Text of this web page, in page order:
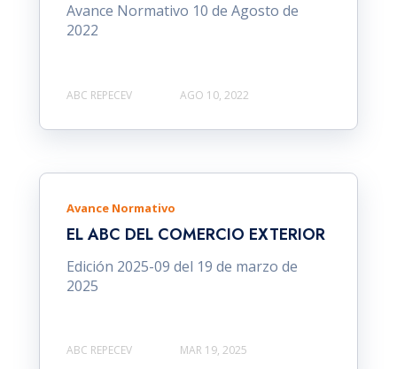
Avance Normativo 10 de Agosto de
2022
ABC REPECEV AGO 10, 2022
Avance Normativo
EL ABC DEL COMERCIO EXTERIOR
Edición 2025-09 del 19 de marzo de
2025
ABC REPECEV MAR 19, 2025